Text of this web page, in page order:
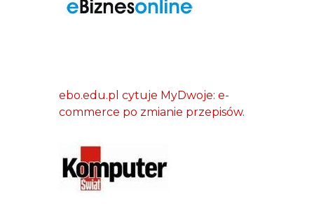
ebo.edu.pl cytuje MyDwoje: e-
commerce po zmianie przepisów.